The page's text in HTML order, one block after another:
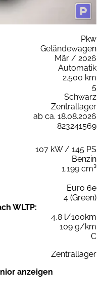
Pkw
Geländewagen
Mär / 2026
Automatik
2.500 km
5
Schwarz
Zentrallager
ab ca. 18.08.2026
823241569
107 kW / 145 PS
Benzin
1.199 cm³
Euro 6e
4 (Green)
WLTP:
4,8 l/100km
109 g/km
C
Zentrallager
anzeigen